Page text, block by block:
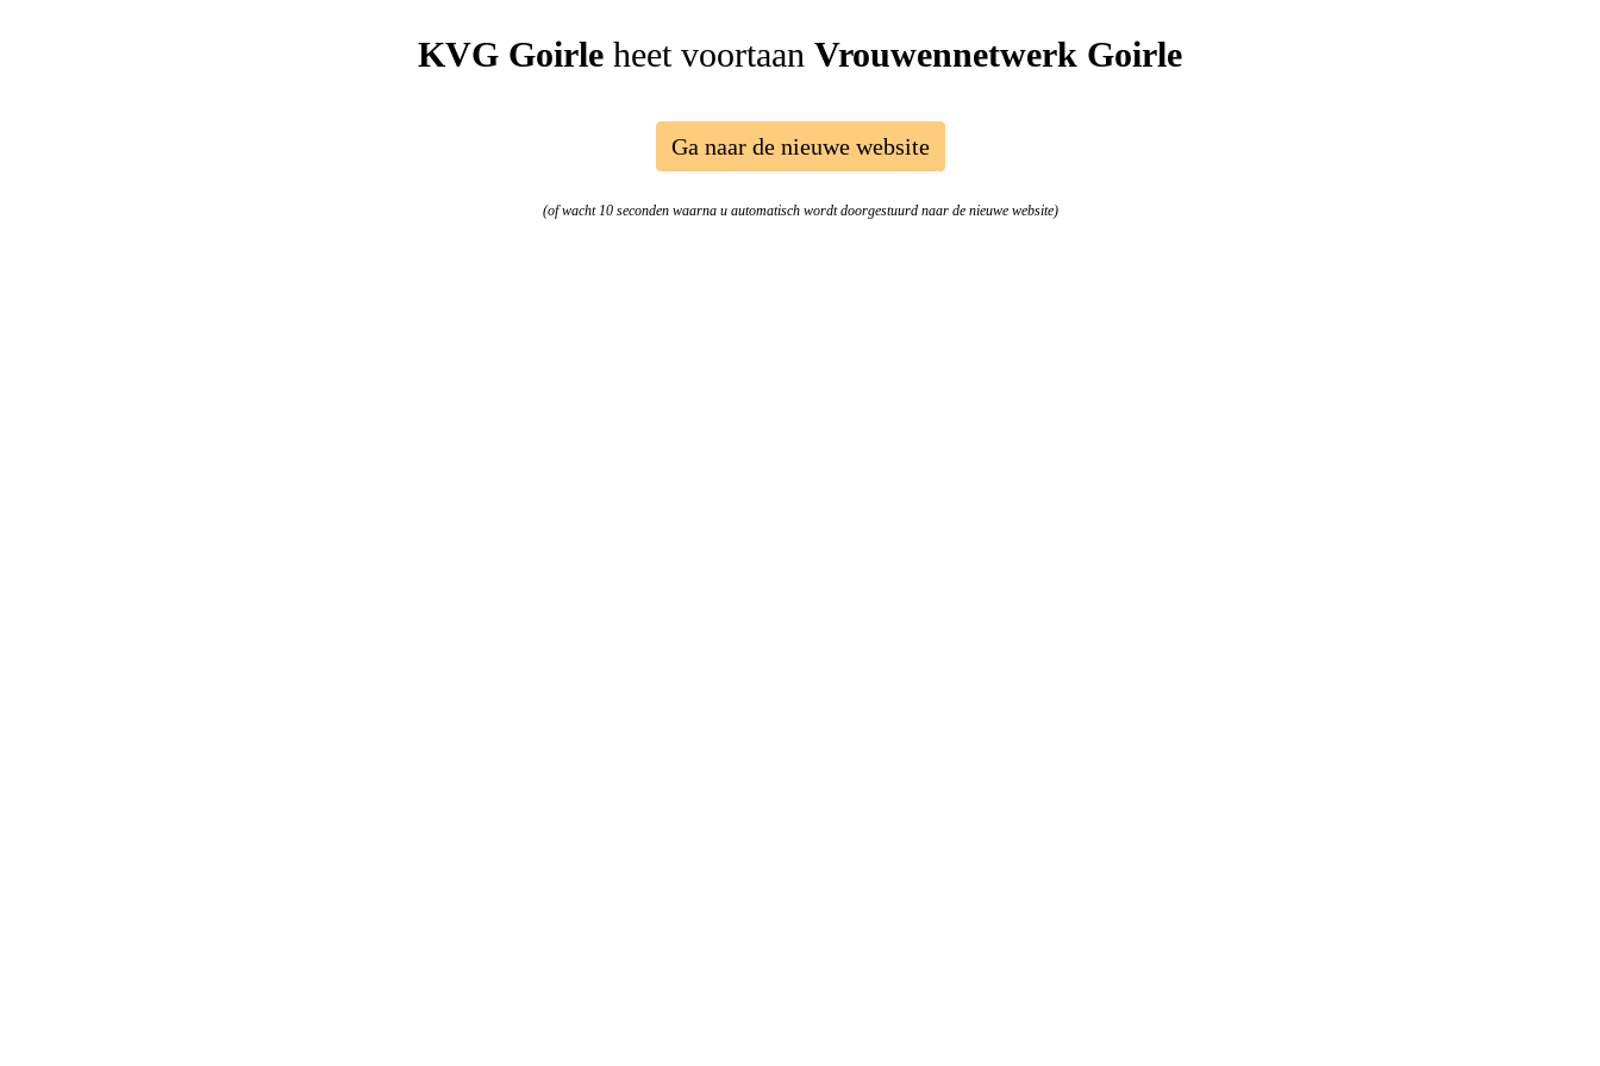
KVG Goirle heet voortaan Vrouwennetwerk Goirle
Ga naar de nieuwe website
(of wacht 10 seconden waarna u automatisch wordt doorgestuurd naar de nieuwe website)